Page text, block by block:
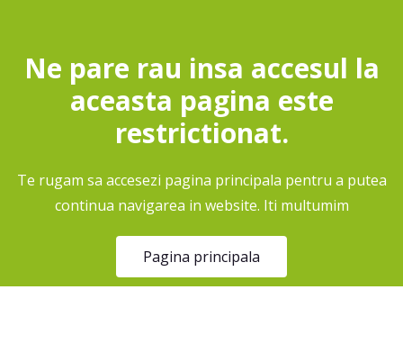
Ne pare rau insa accesul la
aceasta pagina este
restrictionat.
Te rugam sa accesezi pagina principala pentru a putea
continua navigarea in website. Iti multumim
Pagina principala